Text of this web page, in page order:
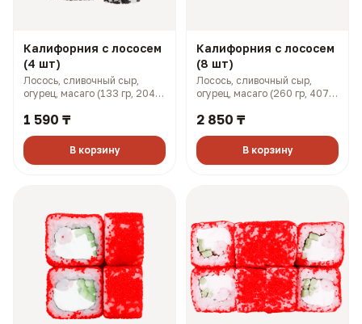
Калифорния с лососем
(4 шт)
Лосось, сливочный сыр,
огурец, масаго (133 гр, 204
1 590 ₸
В корзину
Калифорния с лососем
(8 шт)
Лосось, сливочный сыр,
огурец, масаго (260 гр, 407
2 850 ₸
В корзину